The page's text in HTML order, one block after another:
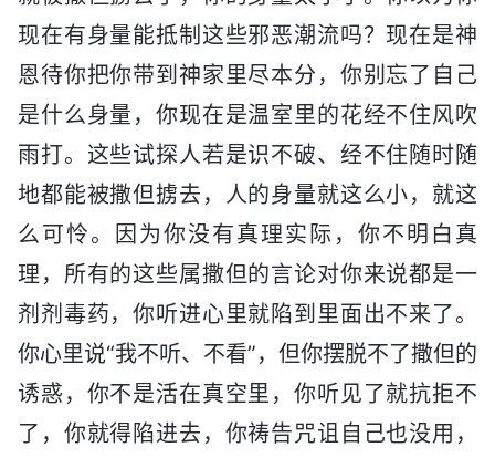
现在有身量能抵制这些邪恶潮流吗？现在是神
恩待你把你带到神家里尽本分，你别忘了自己
是什么身量，你现在是温室里的花经不住风吹
雨打。这些试探人若是识不破、经不住随时随
地都能被撒但掳去，人的身量就这么小，就这
么可怜。因为你没有真理实际，你不明白真
理，所有的这些属撒但的言论对你来说都是一
剂剂毒药，你听进心里就陷到里面出不来了。
你心里说“我不听、不看”，但你摆脱不了撒但的
诱惑，你不是活在真空里，你听见了就抗拒不
了，你就得陷进去，你祷告咒诅自己也没用，